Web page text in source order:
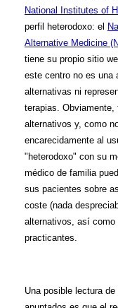
National Institutes of
perfil heterodoxo: el
Alternative Medicine
tiene su propio sitio
este centro no es una
alternativas ni
terapias.
alternativos y, como
encarecidamente al
"heterodoxo" con su
médico de familia
sus pacientes sobre
coste (nada
alternativos, así como
practicantes.
Una posible lectura